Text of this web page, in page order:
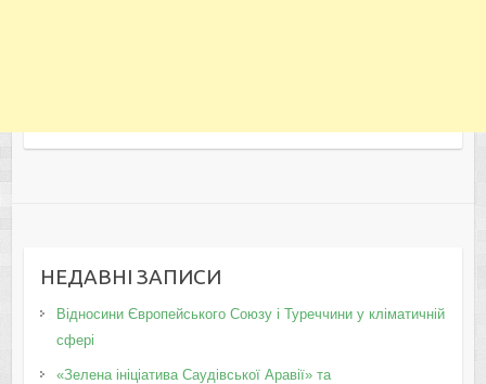
НЕДАВНІ ЗАПИСИ
Відносини Європейського Союзу і Туреччини у кліматичній
сфері
«Зелена ініціатива Саудівської Аравії» та